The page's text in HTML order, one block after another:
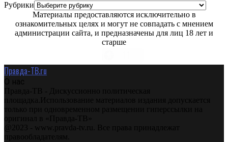
Рубрики
Материалы предоставляются исключительно в
ознакомительных целях и могут не совпадать с мнением
администрации сайта, и предназначены для лиц 18 лет и
старше
Правда-ТВ.ru
О нас
Правда-ТВ - Дискуссионно политическая
площадка.Использование материалов издания допускается
только при одновременном размещении гиперссылки на
оригинал в «Правда-ТВ»
@2023 - www.pravda-tv.ru. Все права принадлежат
правообладателям.